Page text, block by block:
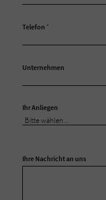
Telefon *
Unternehmen
Ihr Anliegen
Ihre Nachricht an uns